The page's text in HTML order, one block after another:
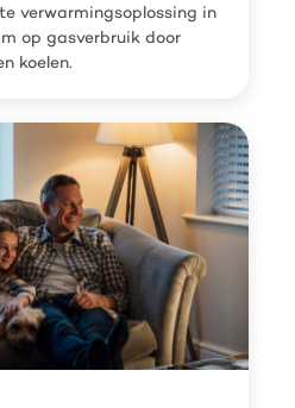
verwarmingsoplossing in
op gasverbruik door
koelen.